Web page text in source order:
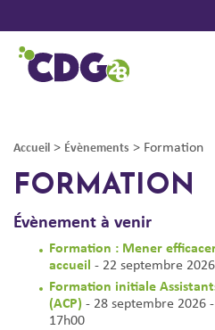
Accueil > Évènements > Formation
FORMATION
Évènement à venir
Formation : Mener
accueil - 22 septembre
Formation initiale
(ACP) - 28 septembre 2026
17h00